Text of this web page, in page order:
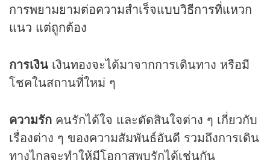
การพยามยามต่อความสำเร็จแบบวิธีการที่แหวก
แนว แต่ถูกต้อง
การเงิน เงินทองจะได้มาจากการเดินทาง หรือมี
โชคในสถานที่ใหม่ ๆ
ความรัก คนรักได้ใจ และตัดสินใจต่าง ๆ เกี่ยวกับ
เรื่องต่าง ๆ ของความสัมพันธ์อันดี รวมถึงการเดิน
ทางไกลจะทำให้มีโอกาสพบรักได้เช่นกัน